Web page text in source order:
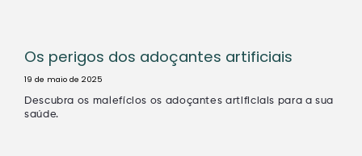
Os perigos dos adoçantes artificiais
19 de maio de 2025
Descubra os malefícios os adoçantes artificiais para a sua
saúde.